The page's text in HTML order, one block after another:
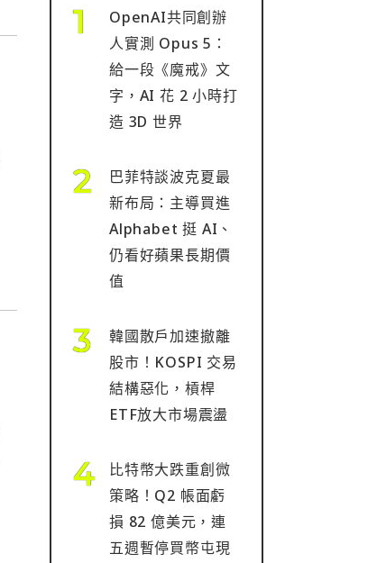
OpenAI共同創辦
人實測 Opus 5：
給一段《魔戒》文
字，AI 花 2 小時打
造 3D 世界
巴菲特談波克夏最
新布局：主導買進
Alphabet 挺 AI、
仍看好蘋果長期價
值
韓國散戶加速撤離
股市！KOSPI 交易
結構惡化，槓桿
ETF放大市場震盪
比特幣大跌重創微
策略！Q2 帳面虧
損 82 億美元，連
五週暫停買幣屯現